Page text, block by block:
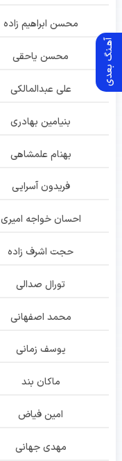
آهـنگ بعدی
محسن ابراهیم زاده
محسن یاحقی
علی عبدالمالکی
بنیامین بهادری
بهنام علمشاهی
فریدون آسرایی
احسان خواجه امیری
حجت اشرف زاده
تورال صدالی
محمد اصفهانی
یوسف زمانی
ماکان بند
امین فیاض
مهدی جهانی